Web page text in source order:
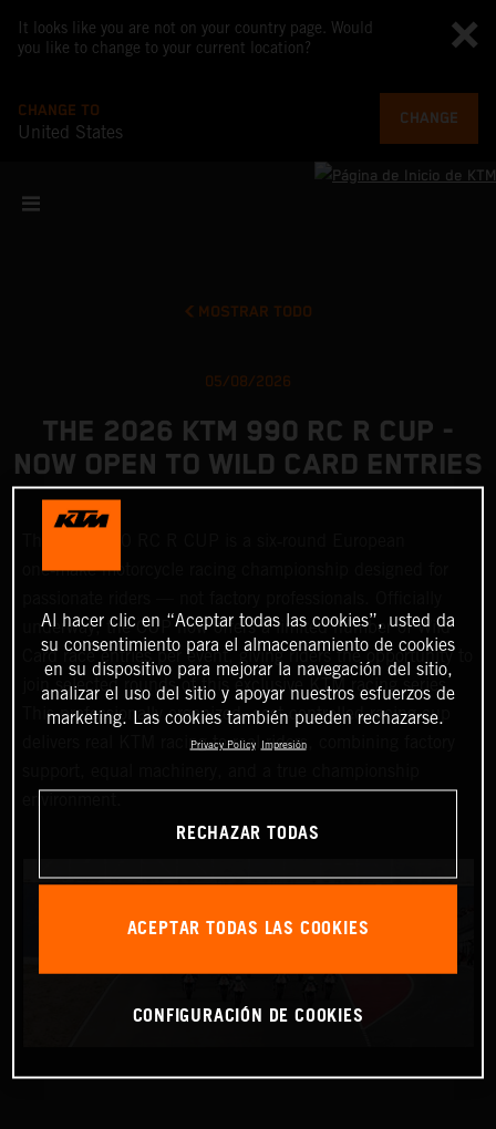
It looks like you are not on your country page. Would
you like to change to your current location?
CHANGE TO
United States
CHANGE
MOSTRAR TODO
05/08/2026
THE 2026 KTM 990 RC R CUP -
NOW OPEN TO WILD CARD ENTRIES
one‑make motorcycle racing championship designed for
underway, the CUP now offers a limited number of Wild
Card race entries per event, giving riders the opportunity to
join selected rounds of this exclusive KTM racing series.
This professionally organized, cost‑controlled racing cup
delivers real KTM racing to real riders, combining factory
Al hacer clic en “Aceptar todas las cookies”, usted da
su consentimiento para el almacenamiento de cookies
en su dispositivo para mejorar la navegación del sitio,
analizar el uso del sitio y apoyar nuestros esfuerzos de
marketing. Las cookies también pueden rechazarse.
Privacy Policy Impresión
RECHAZAR TODAS
ACEPTAR TODAS LAS COOKIES
CONFIGURACIÓN DE COOKIES